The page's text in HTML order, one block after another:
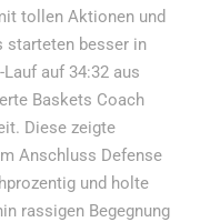
tollen Aktionen und
starteten besser in
auf 34:32 aus
Baskets Coach
Diese zeigte
Anschluss Defense
und holte
rassigen Begegnung